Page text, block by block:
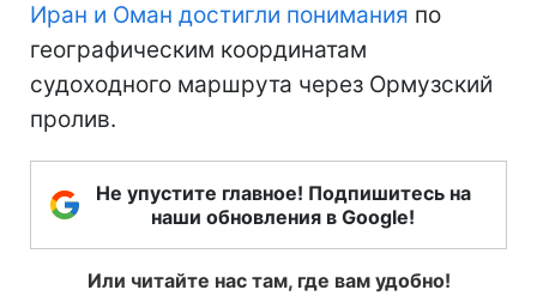
Иран и Оман достигли понимания по
географическим координатам
судоходного маршрута через Ормузский
пролив.
Не упустите главное! Подпишитесь на
наши обновления в Google!
Или читайте нас там, где вам удобно!